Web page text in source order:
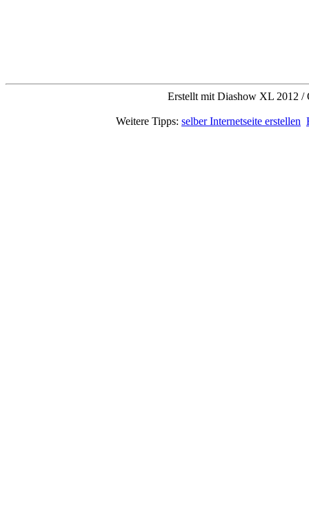
Erstellt mit Diashow XL 2012
Weitere Tipps: selber Internetseite erstellen